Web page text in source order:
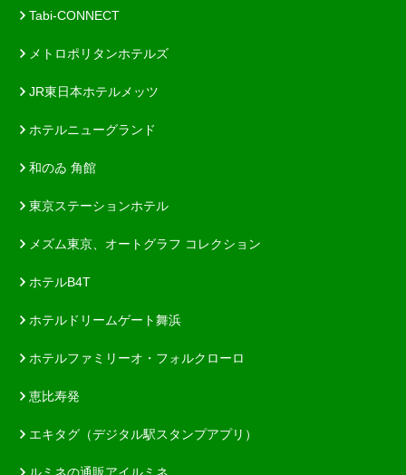
Tabi-CONNECT
メトロポリタンホテルズ
JR東日本ホテルメッツ
ホテルニューグランド
和のゐ 角館
東京ステーションホテル
メズム東京、オートグラフ コレクション
ホテルB4T
ホテルドリームゲート舞浜
ホテルファミリーオ・フォルクローロ
恵比寿発
エキタグ（デジタル駅スタンプアプリ）